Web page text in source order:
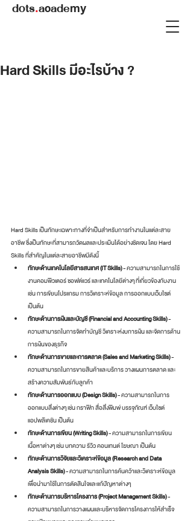
dots.academy
Hard Skills มีอะไรบ้าง ?
Hard Skills เป็นทักษะเฉพาะทางที่จำเป็นสำหรับการทำงานในแต่ละสาย
อาชีพ ซึ่งเป็นทักษะที่สามารถวัดผลและประเมินได้อย่างชัดเจน โดย Hard
Skills ที่สำคัญในแต่ละสายอาชีพมีดังนี้
ทักษะด้านเทคโนโลยีสารสนเทศ (IT Skills) - ความสามารถในการใช้
งานคอมพิวเตอร์ ซอฟต์แวร์ และเทคโนโลยีต่างๆ ที่เกี่ยวข้องกับงาน
เช่น การเขียนโปรแกรม การวิเคราะห์ข้อมูล การออกแบบเว็บไซต์
เป็นต้น
ทักษะด้านการเงินและบัญชี (Financial and Accounting Skills) -
ความสามารถในการจัดทำบัญชี วิเคราะห์งบการเงิน และจัดการด้าน
การเงินของธุรกิจ
ทักษะด้านการขายและการตลาด (Sales and Marketing Skills) -
ความสามารถในการขายสินค้าและบริการ วางแผนการตลาด และ
สร้างความสัมพันธ์กับลูกค้า
ทักษะด้านการออกแบบ (Design Skills) - ความสามารถในการ
ออกแบบสิ่งต่างๆ เช่น กราฟิก สื่อสิ่งพิมพ์ บรรจุภัณฑ์ เว็บไซต์
แอปพลิเคชัน เป็นต้น
ทักษะด้านการเขียน (Writing Skills) - ความสามารถในการเขียน
เนื้อหาต่างๆ เช่น บทความ รีวิว คอนเทนต์ โฆษณา เป็นต้น
ทักษะด้านการวิจัยและวิเคราะห์ข้อมูล (Research and Data
Analysis Skills) - ความสามารถในการค้นคว้าและวิเคราะห์ข้อมูล
เพื่อนำมาใช้ในการตัดสินใจและแก้ปัญหาต่างๆ
ทักษะด้านการบริหารโครงการ (Project Management Skills) -
ความสามารถในการวางแผนและบริหารจัดการโครงการให้สำเร็จ